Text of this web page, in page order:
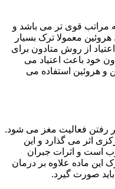
مراتب قوی تر می باشد و
معمولا ترک بسیار
از روش متادون برای
خود باعث اعتیاد می
هروئین استفاده می
رفتن فعالیت مغز می شود.
اثر می گذارد و این
است و اثرات جبران
این ماده علاوه بر درمان
صورت گیرد.